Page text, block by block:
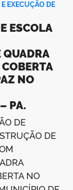
EXECUÇÃO DE
ESCOLA
NO
PA.
DE
DE
NO